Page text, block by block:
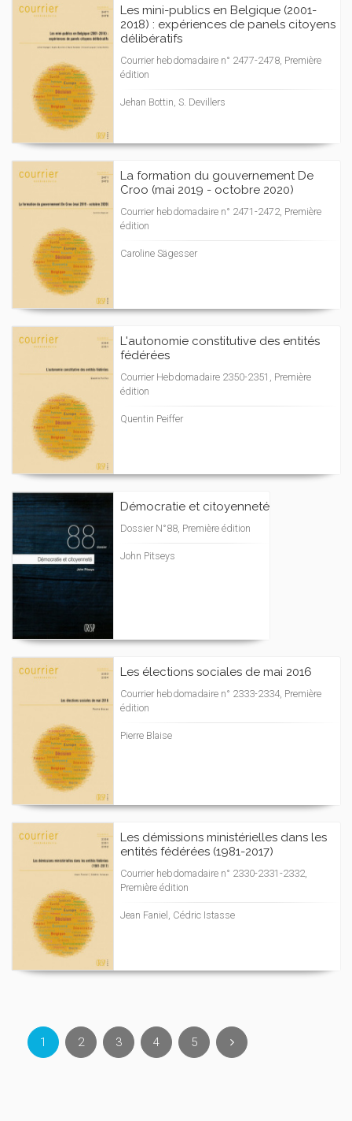
Les mini-publics en Belgique (2001-
2018) : expériences de panels citoyens
délibératifs
Courrier hebdomadaire n° 2477-2478, Première
édition
Jehan Bottin, S. Devillers
La formation du gouvernement De
Croo (mai 2019 - octobre 2020)
Courrier hebdomadaire n° 2471-2472, Première
édition
Caroline Sägesser
L'autonomie constitutive des entités
fédérées
Courrier Hebdomadaire 2350-2351, Première
édition
Quentin Peiffer
Démocratie et citoyenneté
Dossier N°88, Première édition
John Pitseys
Les élections sociales de mai 2016
Courrier hebdomadaire n° 2333-2334, Première
édition
Pierre Blaise
Les démissions ministérielles dans les
entités fédérées (1981-2017)
Courrier hebdomadaire n° 2330-2331-2332,
Première édition
Jean Faniel, Cédric Istasse
1 2 3 4 5